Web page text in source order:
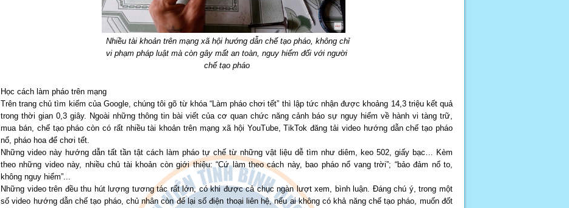
Nhiều tài khoản trên mạng xã hội hướng dẫn chế tạo pháo, không chỉ
vi phạm pháp luật mà còn gây mất an toàn, nguy hiểm đối với người
chế tạo pháo
Học cách làm pháo trên mạng
Trên trang chủ tìm kiếm của Google, chúng tôi gõ từ khóa “Làm pháo chơi tết” thì lập tức nhận được khoảng 14,3 triệu kết quả
trong thời gian 0,3 giây. Ngoài những thông tin bài viết của cơ quan chức năng cảnh báo sự nguy hiểm về hành vi tàng trữ,
mua bán, chế tạo pháo còn có rất nhiều tài khoản trên mạng xã hội YouTube, TikTok đăng tải video hướng dẫn chế tạo pháo
nổ, pháo hoa để chơi tết.
Những video này hướng dẫn tất tần tật cách làm pháo tự chế từ những vật liệu dễ tìm như diêm, keo 502, giấy bạc… Kèm
theo những video này, nhiều chủ tài khoản còn giới thiệu: “Cứ làm theo cách này, bao pháo nổ vang trời”; “bảo đảm nổ to,
không nguy hiểm”...
Những video trên đều thu hút lượng tương tác rất lớn, có khi được cả chục ngàn lượt xem, bình luận. Đáng chú ý, trong một
số video hướng dẫn chế tạo pháo, chủ nhân còn để lại số điện thoại liên hệ, nếu ai không có khả năng chế tạo pháo, muốn đốt